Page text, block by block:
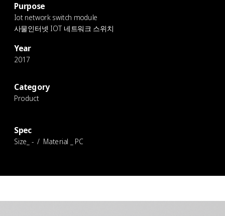
Purpose
Iot network switch module
사물인터넷 IOT 네트워크 스위치
Year
2017
Category
Product
Spec
Size_ - / Material _ PC